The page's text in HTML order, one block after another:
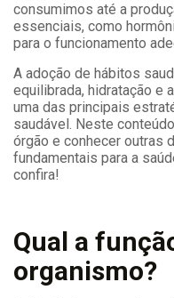
consumimos até a
essenciais, como
para o funcionamento
A adoção de hábitos
equilibrada, hidratação e
uma das principais
saudável. Neste
órgão e conhecer outras
fundamentais para a
confira!
Qual a
organismo?